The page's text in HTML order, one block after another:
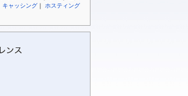
キャッシング ｜ ホスティング